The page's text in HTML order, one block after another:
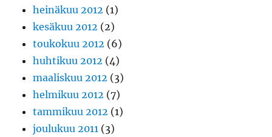
heinäkuu 2012 (1)
kesäkuu 2012 (2)
toukokuu 2012 (6)
huhtikuu 2012 (4)
maaliskuu 2012 (3)
helmikuu 2012 (7)
tammikuu 2012 (1)
joulukuu 2011 (3)